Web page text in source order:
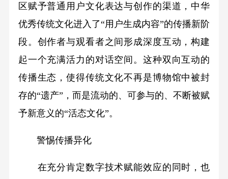
区赋予普通用户文化表达与创作的渠道，中华
优秀传统文化进入了“用户生成内容”的传播新阶
段。创作者与观看者之间形成深度互动，构建
起一个充满活力的对话空间。这种双向互动的
传播生态，使得传统文化不再是博物馆中被封
存的“遗产”，而是流动的、可参与的、不断被赋
予新意义的“活态文化”。
警惕传播异化
在充分肯定数字技术赋能效应的同时，也